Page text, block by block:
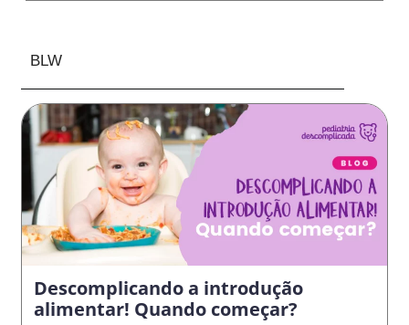
BLW
Descomplicando a introdução
alimentar! Quando começar?